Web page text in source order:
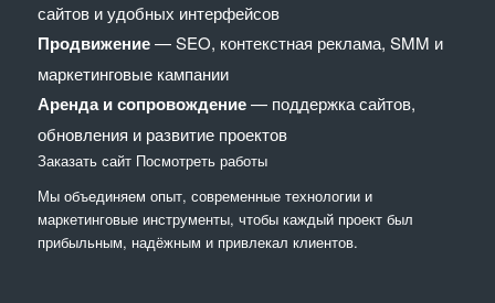
сайтов и удобных интерфейсов
Продвижение— SEO, контекстная реклама, SMM и
маркетинговые кампании
Аренда и сопровождение— поддержка сайтов,
обновления и развитие проектов
Заказать сайт Посмотреть работы
Мы объединяем опыт, современные технологии и
маркетинговые инструменты, чтобы каждый проект был
прибыльным, надёжным и привлекал клиентов.